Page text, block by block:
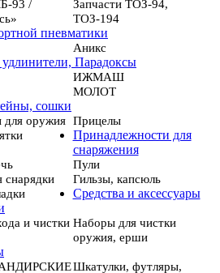
93 /
Запчасти ТОЗ-94,
ТОЗ-194
пневматики
Аникс
Парадоксы
ИЖМАШ
МОЛОТ
сошки
оружия Прицелы
Принадлежности для
снаряжения
Пули
снарядки
Гильзы, капсюль
Средства и аксессуары
и чистки Наборы для чистки
оружия, ерши
Шкатулки, футляры,